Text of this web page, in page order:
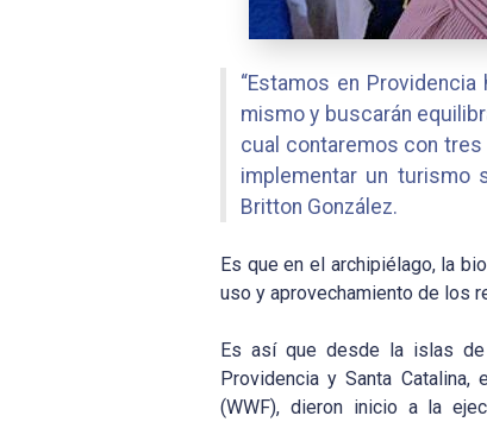
“Estamos en
mismo y buscarán
cual contaremos con
implementar un turismo
Britton González.
Es que en el archipiélago, la
uso y aprovechamiento de los
Es así que desde la islas de
Providencia y Santa
(WWF), dieron inicio a la